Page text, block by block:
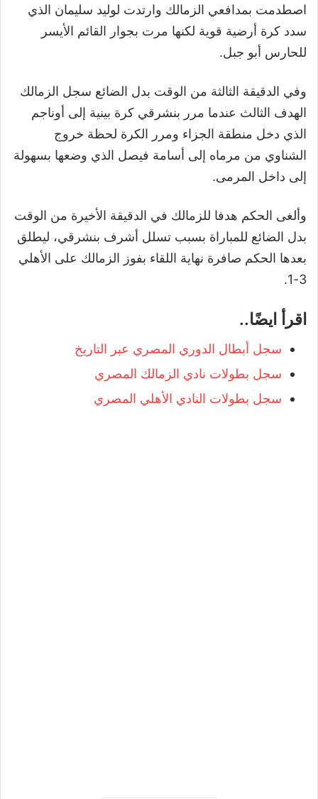
اصطدمت بمدافعي الزمالك وارتدت لوليد سليمان الذي
سدد كرة أرضية قوية لكنها مرت بجوار القائم الأيسر
للحارس أبو جبل.
وفي الدقيقة الثالثة من الوقت بدل الضائع سجل الزمالك
الهدف الثالث عندما مرر بنشرقي كرة بينية إلى أوناجم
الذي دخل منطقة الجزاء ومرر الكرة لحظة خروج
الشناوي من مرماه إلى أسامة فيصل الذي وضعها بسهولة
إلى داخل المرمى.
وألغى الحكم هدفا للزمالك في الدقيقة الأخيرة من الوقت
بدل الضائع للمباراة بسبب تسلل أشرف بنشرقي، ليطلق
بعدها الحكم صافرة نهاية اللقاء بفوز الزمالك على الأهلي
3-1.
اقرأ ايضًا..
سجل أبطال الدوري المصري عبر التاريخ
سجل بطولات نادي الزمالك المصري
سجل بطولات النادي الأهلي المصري